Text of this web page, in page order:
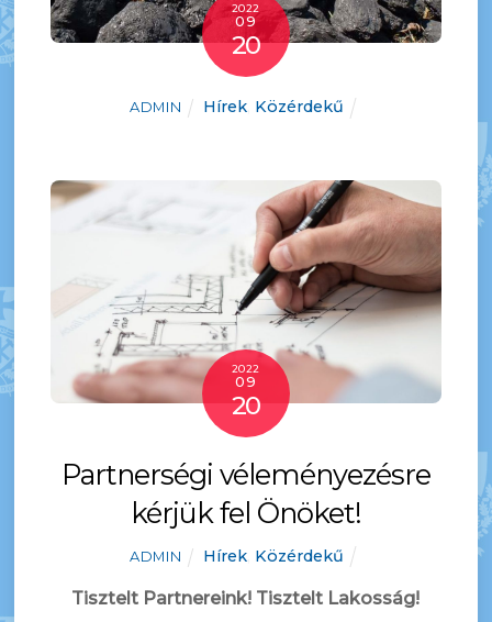
2022
09
20
ADMIN Hírek, Közérdekű
2022
09
20
Partnerségi véleményezésre
kérjük fel Önöket!
ADMIN Hírek, Közérdekű
Tisztelt Partnereink! Tisztelt Lakosság!